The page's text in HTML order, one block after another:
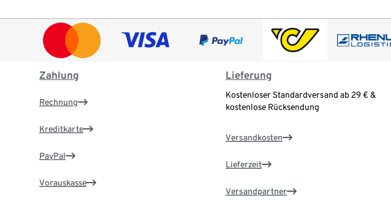
Zahlung
Rechnung
Kreditkarte
PayPal
Vorauskasse
Lieferung
Kostenloser Standardversand ab 29 € &
kostenlose Rücksendung
Versandkosten
Lieferzeit
Versandpartner